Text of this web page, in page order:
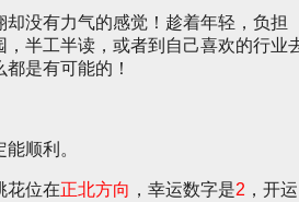
没有力气的感觉！趁着年轻，负担
半工半读，或者到自己喜欢的行业
是有可能的！
顺利。
花位在正北方向 ，幸运数字是2 ，开运